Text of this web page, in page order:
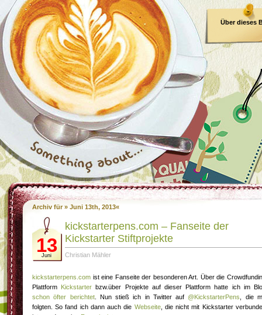
Über dieses
Archiv für » Juni 13th, 2013«
13
Juni
kickstarterpens.com – Fanseite der
Kickstarter Stiftprojekte
Christian Mähler
kickstarterpens.com ist eine Fanseite der besonderen Art. Über die
Plattform Kickstarter bzw.über Projekte auf dieser Plattform hatte ich im
schon öfter berichtet. Nun stieß ich in Twitter auf @KickstarterPens
, die
folgten. So fand ich dann auch die Webseite, die nicht mit Kickstarter